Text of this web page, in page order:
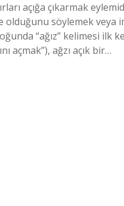
açığa çıkarmak
söylemek veya
“ağız” kelimesi ilk
açmak”), ağzı açık bir…